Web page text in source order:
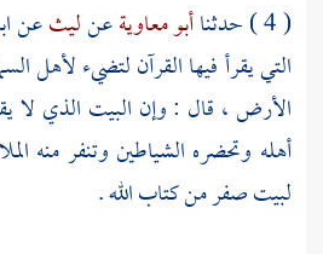
( 4 ) حدثنا
أبو معاويةعنليثعن
التي يقرأ فيها القرآن لتضيء لأهل
الأرض ، قال : وإن البيت الذي لا
أهله وتحضره الشياطين وتنفر منه
لبيت صفر من كتاب الله .